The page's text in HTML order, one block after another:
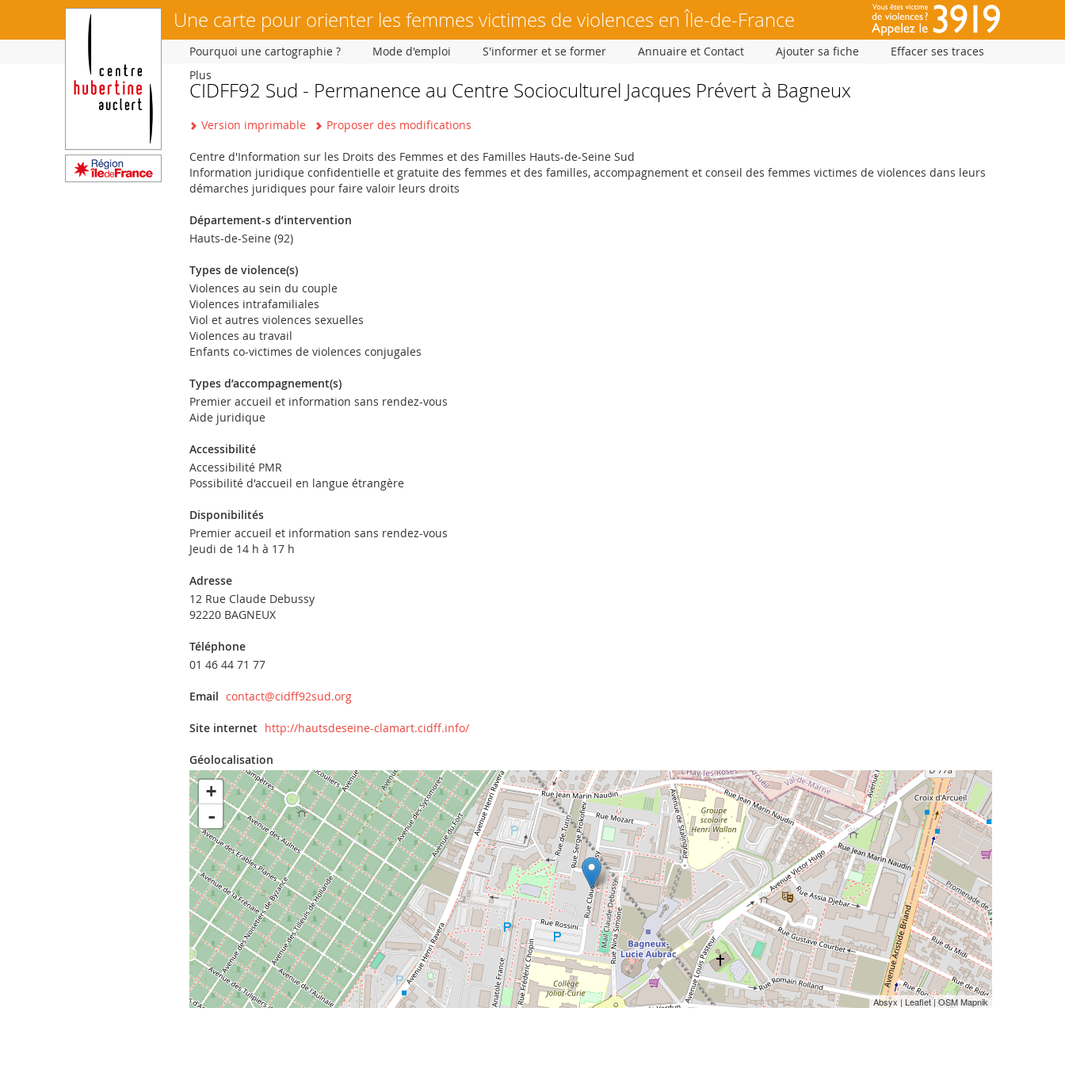
Une carte pour orienter les femmes victimes de violences en Île-de-France
Vous
êtes
ici
CIDFF92 Sud - Permanence au Centre Socioculturel Jacques Prévert à Bagneux
Version imprimable Proposer des modifications
Centre d'Information sur les Droits des Femmes et des Familles Hauts-de-Seine Sud
Information juridique confidentielle et gratuite des femmes et des familles, accompagnement et conseil des femmes victimes de violences dans leurs
démarches juridiques pour faire valoir leurs droits
Département-s d’intervention
Hauts-de-Seine (92)
Types de violence(s)
Violences au sein du couple
Violences intrafamiliales
Viol et autres violences sexuelles
Violences au travail
Enfants co-victimes de violences conjugales
Types d’accompagnement(s)
Premier accueil et information sans rendez-vous
Aide juridique
Accessibilité
Accessibilité PMR
Possibilité d'accueil en langue étrangère
Disponibilités
Premier accueil et information sans rendez-vous
Jeudi de 14 h à 17 h
Adresse
12 Rue Claude Debussy
92220 BAGNEUX
Téléphone
01 46 44 71 77
Email contact@cidff92sud.org
Site internet http://hautsdeseine-clamart.cidff.info/
Géolocalisation
+
-
Absyx | Leaflet| OSM Mapnik
Pourquoi une cartographie ? Mode d'emploi S'informer et se former Annuaire et Contact Ajouter sa fiche
Effacer ses traces
Plus